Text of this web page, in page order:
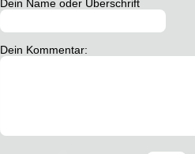
Dein Name oder Überschrift
Dein Kommentar: